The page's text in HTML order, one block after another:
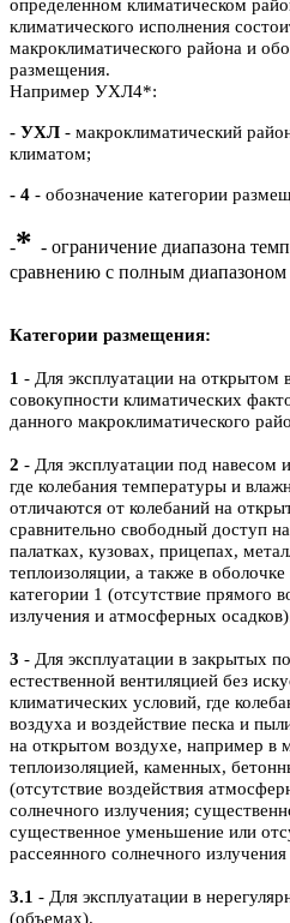
определенном климатическом
климатического исполнения
макроклиматического района и
размещения.
Например УХЛ4*:
- УХЛ - макроклиматический
климатом;
- 4 - обозначение категории
-* - ограничение диапазона
сравнению с полным
Категории размещения:
1 - Для эксплуатации на открытом
совокупности климатических
данного макроклиматического
2 - Для эксплуатации под
где колебания температуры и
отличаются от колебаний на
сравнительно свободный доступ
палатках, кузовах, прицепах,
теплоизоляции, а также в
категории 1 (отсутствие прямого
излучения и атмосферных
3 - Для эксплуатации в закрытых
естественной вентиляцией без
климатических условий, где
воздуха и воздействие песка и
на открытом воздухе, например в
теплоизоляцией, каменных,
(отсутствие воздействия
солнечного излучения;
существенное уменьшение или
рассеянного солнечного
3.1 - Для эксплуатации в
(объемах).